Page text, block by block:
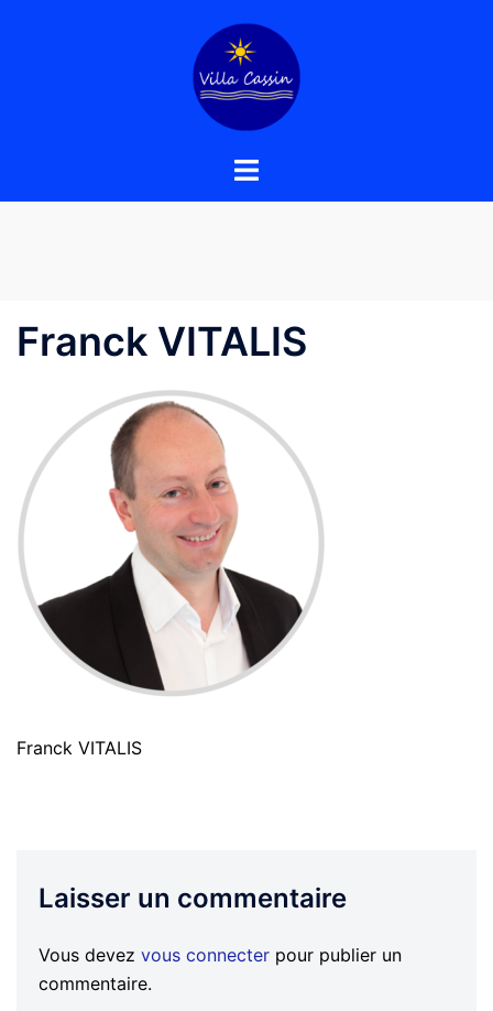
Franck VITALIS
Franck VITALIS
Laisser un commentaire
Vous devez vous connecter pour publier un
commentaire.